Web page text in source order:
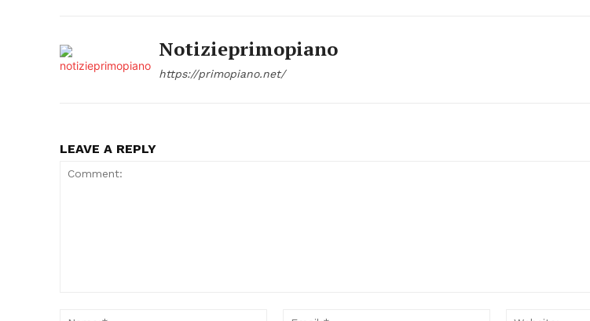
Notizieprimopiano
https://primopiano.net/
LEAVE A REPLY
Name:*
Email:*